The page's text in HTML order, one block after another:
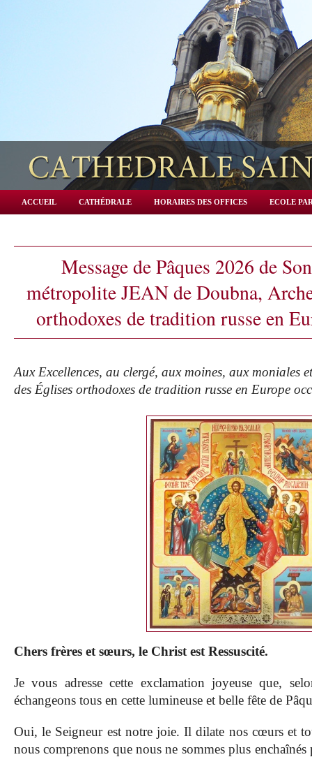
ACCUEIL CATHÉDRALE HORAIRES DES OFFICES ECOLE
Message de Pâques 2026 de
métropolite JEAN de Doubna,
orthodoxes de tradition russe en
Aux Excellences, au clergé, aux moines, aux moniales
des Églises orthodoxes de tradition russe en Europe
Chers frères et sœurs, le Christ est Ressuscité.
Je vous adresse cette exclamation joyeuse que,
échangeons tous en cette lumineuse et belle fête de
Oui, le Seigneur est notre joie. Il dilate nos cœurs et
nous comprenons que nous ne sommes plus enchaînés